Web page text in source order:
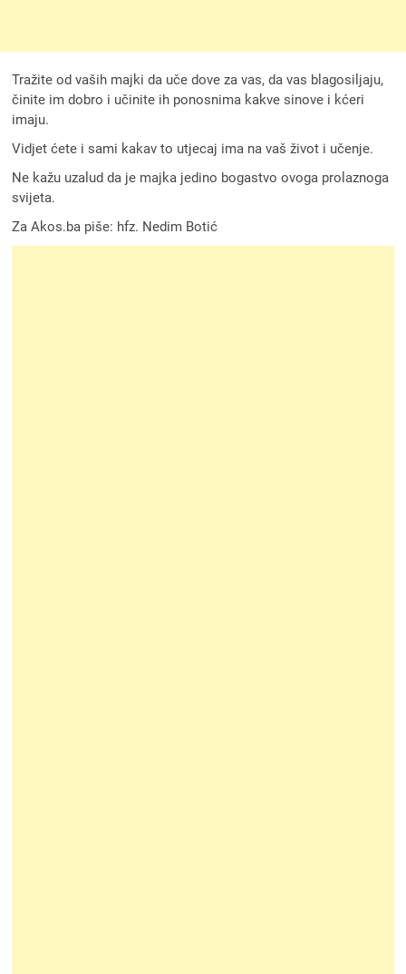
Tražite od vaših majki da uče dove za vas, da vas blagosiljaju,
činite im dobro i učinite ih ponosnima kakve sinove i kćeri
imaju.
Vidjet ćete i sami kakav to utjecaj ima na vaš život i učenje.
Ne kažu uzalud da je majka jedino bogastvo ovoga prolaznoga
svijeta.
Za Akos.ba piše: hfz. Nedim Botić